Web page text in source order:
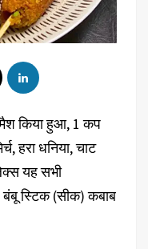
किया हुआ, 1 कप
हरा धनिया, चाट
यह सभी
स्टिक (सीक) कबाब